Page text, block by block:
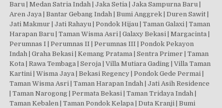
Baru | Medan Satria Indah | Jaka Setia | Jaka Sampurna Baru |
Aren Jaya | Bantar Gebang Indah | Bumi Anggrek | Duren Sawit |
Jati Makmur | Jati Rahayu | Pondok Hijau | Taman Galaxi | Taman
Harapan Baru | Taman Wisma Asri | Galaxy Bekasi | Margacinta |
Perumnas I | Perumnas II | Perumnas III | Pondok Pekayon
Indah | Graha Bekasi | Kemang Pratama | Sentra Primer | Taman
Kota | Rawa Tembaga | Seroja | Villa Mutiara Gading | Villa Taman
Kartini | Wisma Jaya | Bekasi Regency | Pondok Gede Permai |
Taman Wisma Asri | Taman Harapan Indah | Jati Asih Residence
| Taman Narogong | Permata Bekasi | Taman Tridaya Indah |
Taman Kebalen | Taman Pondok Kelapa | Duta Kranji | Bumi